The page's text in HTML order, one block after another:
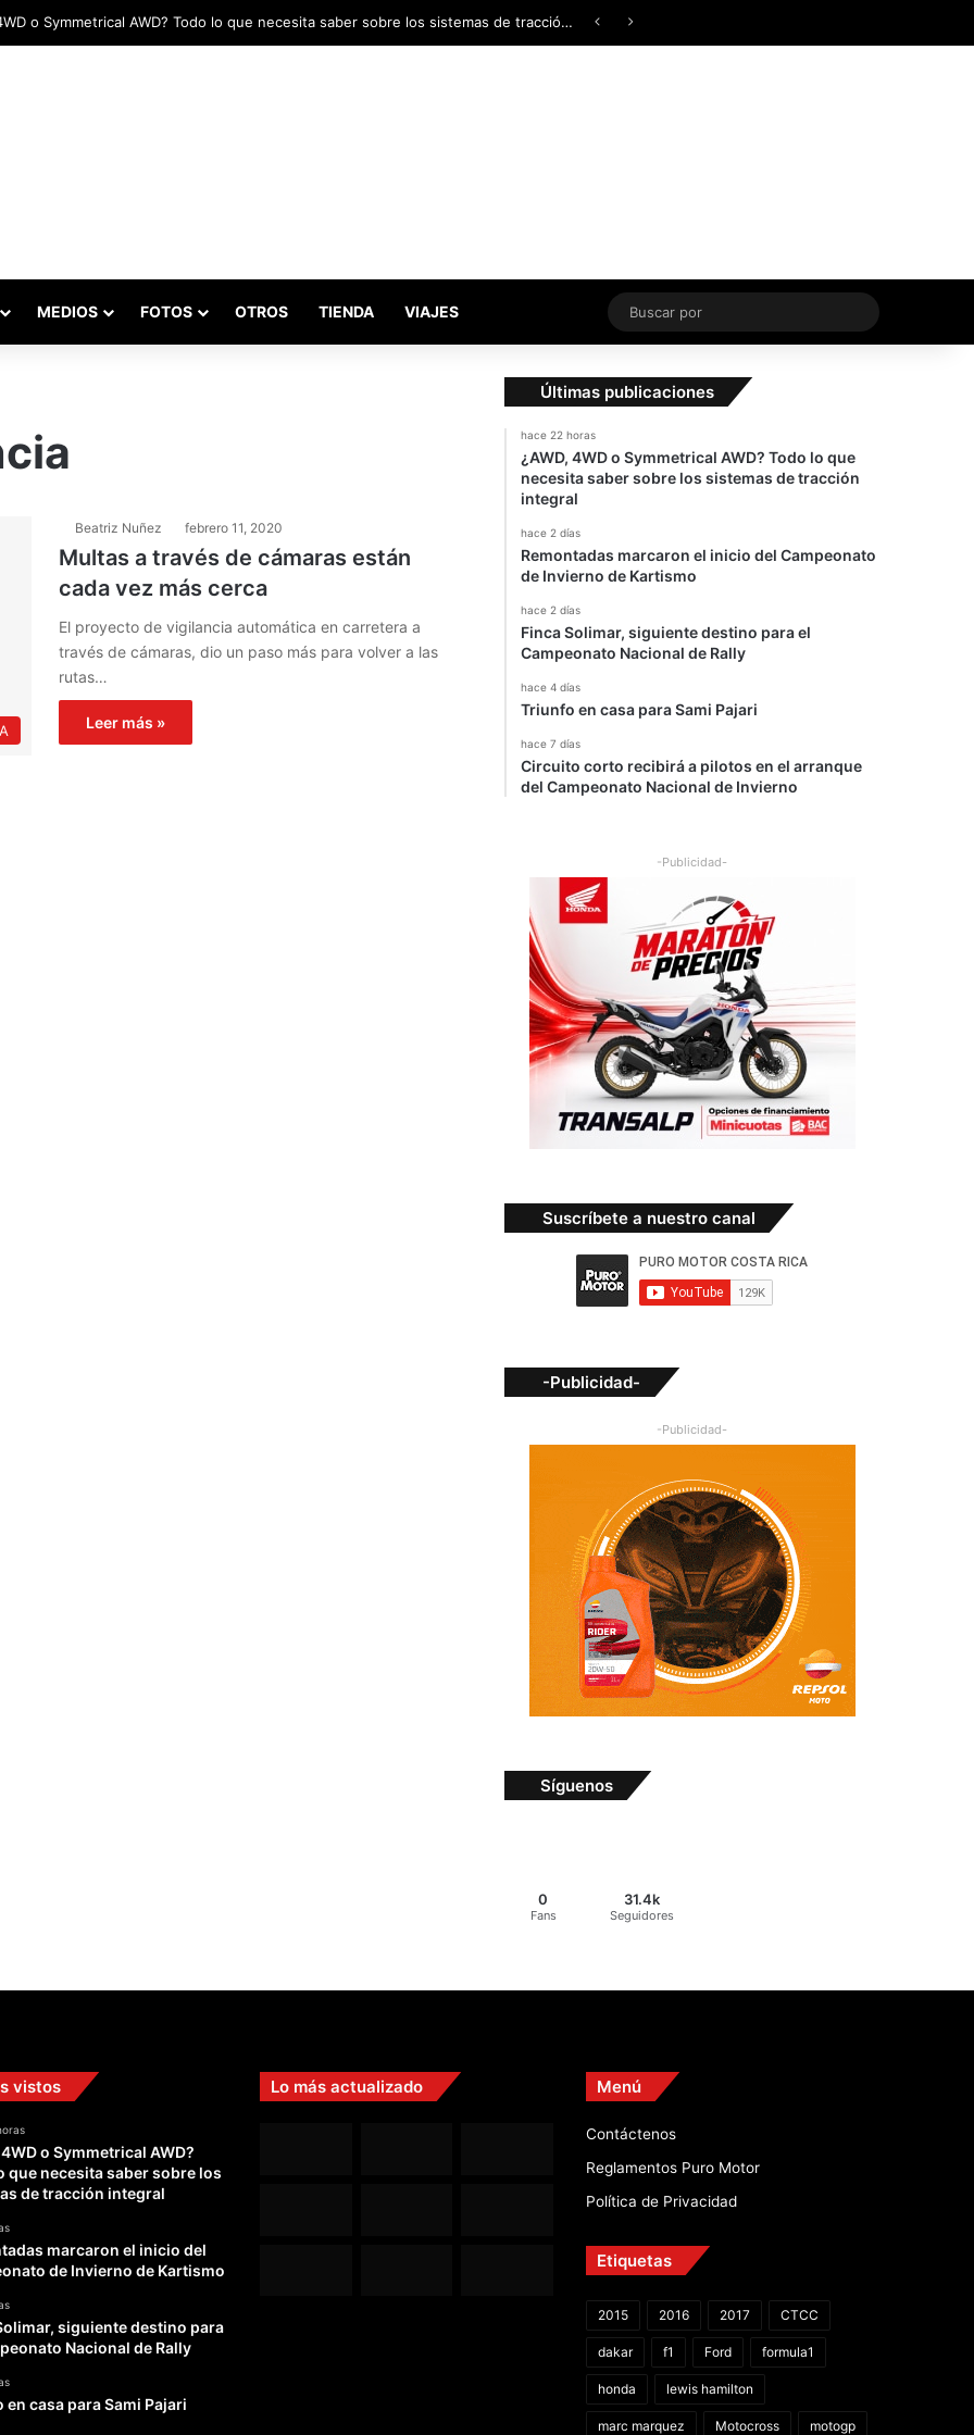
¿AWD, 4WD o Symmetrical AWD? Todo lo que necesita saber sobre los sistemas de tracción integral
MEDIOS FOTOS OTROS TIENDA VIAJES
Buscar
por
Beatriz Nuñez febrero 11, 2020
Multas a través de cámaras están
cada vez más cerca
El proyecto de vigilancia automática en carretera a
través de cámaras, dio un paso más para volver a las
rutas…
Leer más »
Últimas publicaciones
hace 22 horas
¿AWD, 4WD o Symmetrical AWD? Todo lo que
necesita saber sobre los sistemas de tracción
integral
hace 2 días
Remontadas marcaron el inicio del Campeonato
de Invierno de Kartismo
hace 2 días
Finca Solimar, siguiente destino para el
Campeonato Nacional de Rally
hace 4 días
Triunfo en casa para Sami Pajari
hace 7 días
Circuito corto recibirá a pilotos en el arranque
del Campeonato Nacional de Invierno
-Publicidad-
Suscríbete a nuestro canal
-Publicidad-
-Publicidad-
Síguenos
0
Fans
31.4k
Seguidores
vistos
4WD o Symmetrical AWD?
que necesita saber sobre los
de tracción integral
marcaron el inicio del
de Invierno de Kartismo
siguiente destino para
Nacional de Rally
en casa para Sami Pajari
Lo más actualizado Menú
Contáctenos
Reglamentos Puro Motor
Política de Privacidad
Etiquetas
2015 2016 2017 CTCC
dakar f1 Ford formula1
honda lewis hamilton
marc marquez Motocross motogp